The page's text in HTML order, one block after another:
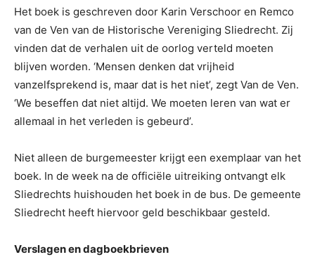
Het boek is geschreven door Karin Verschoor en Remco
van de Ven van de Historische Vereniging Sliedrecht. Zij
vinden dat de verhalen uit de oorlog verteld moeten
blijven worden. ‘Mensen denken dat vrijheid
vanzelfsprekend is, maar dat is het niet’, zegt Van de Ven.
‘We beseffen dat niet altijd. We moeten leren van wat er
allemaal in het verleden is gebeurd’.
Niet alleen de burgemeester krijgt een exemplaar van het
boek. In de week na de officiële uitreiking ontvangt elk
Sliedrechts huishouden het boek in de bus. De gemeente
Sliedrecht heeft hiervoor geld beschikbaar gesteld.
Verslagen en dagboekbrieven